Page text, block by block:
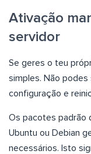
Ativação
servidor
Se geres o teu
simples. Não
configuração e
Os pacotes padrão
Ubuntu ou Debian
necessários. Isto